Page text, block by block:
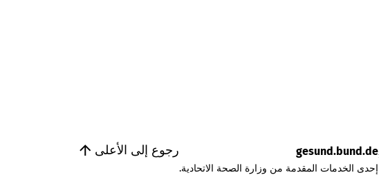
رجوع إلى الأعلى gesund.bund.de
إحدى الخدمات المقدمة من وزارة الصحة الاتحادية.